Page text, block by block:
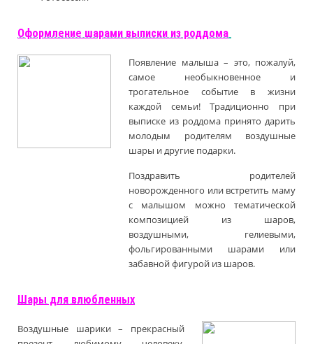
Оформление шарами выписки из роддома
Появление малыша – это, пожалуй,
самое необыкновенное и
трогательное событие в жизни
каждой семьи! Традиционно при
выписке из роддома принято дарить
молодым родителям воздушные
шары и другие подарки.
Поздравить родителей
новорожденного или встретить маму
с малышом можно тематической
композицией из шаров,
воздушными, гелиевыми,
фольгированными шарами или
забавной фигурой из шаров.
Шары для влюбленных
Воздушные шарики – прекрасный